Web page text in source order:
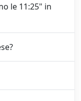
le 11:25" in